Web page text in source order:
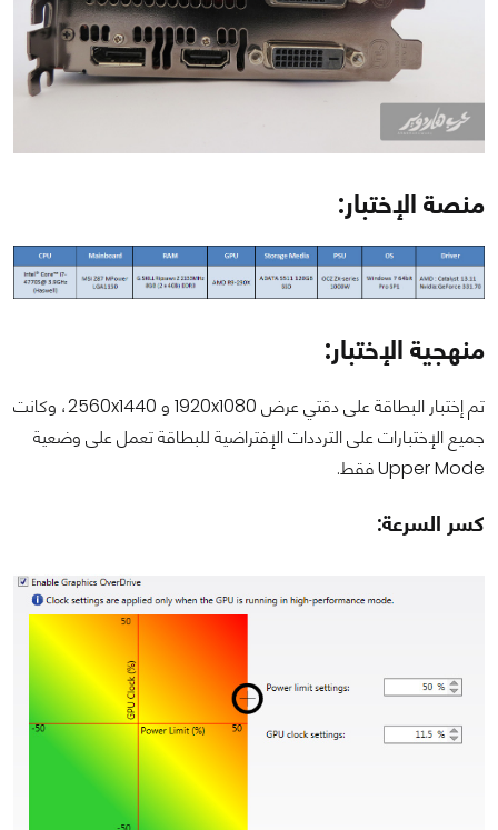
منصة الإختبار:
منهجية الإختبار:
تم إختبار البطاقة على دقتي عرض 1920x1080 و 2560x1440، وكانت
جميع الإختبارات على الترددات الإفتراضية للبطاقة تعمل على وضعية
Upper Mode فقط.
كسر السرعة: